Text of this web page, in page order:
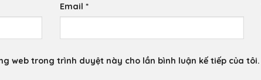
Email*
web trong trình duyệt này cho lần bình luận kế tiếp của tôi.